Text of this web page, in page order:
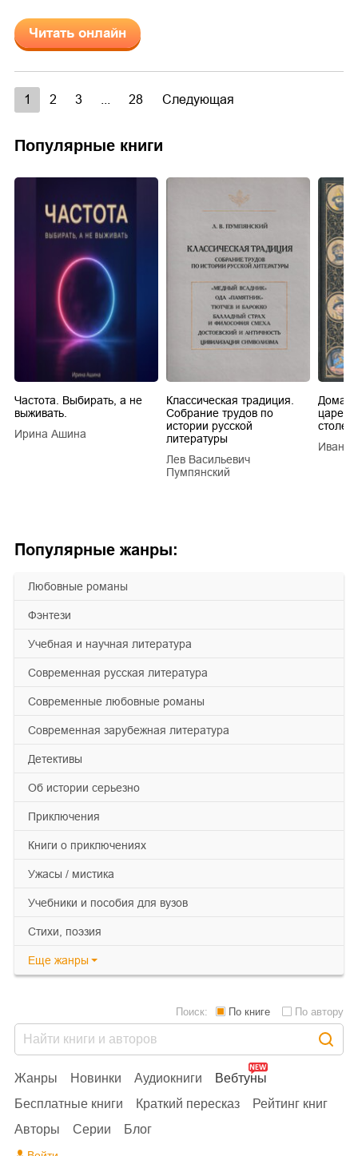
Популярные жанры:
любовные романы
фэнтези
учебная и научная литература
современная русская литература
современные любовные романы
современная зарубежная литература
детективы
об истории серьезно
приключения
книги о приключениях
ужасы / мистика
учебники и пособия для вузов
cтихи, поэзия
Еще жанры
Читать онлайн
1 2 3 28 Следующая
Популярные книги
Частота. Выбирать, а не
выживать.
Ирина Ашина
Классическая традиция.
Собрание трудов по
истории русской
литературы
Лев Васильевич
Пумпянский
царей
Иван
Жанры Новинки Аудиокниги
Вебтуны
Бесплатные книги
Краткий пересказ
Рейтинг книг
Авторы
Серии Блог
Поиск: По книге По автору